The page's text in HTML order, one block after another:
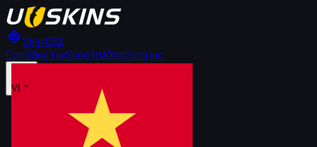
Skin CS2
DaoGăng taySúng trườngSúng lục
VI